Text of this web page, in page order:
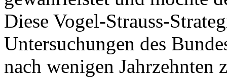
Diese Vogel-Strauss-
Untersuchungen des
nach wenigen Jahrzehnten